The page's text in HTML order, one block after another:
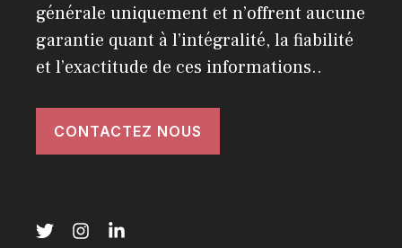
générale uniquement et n’offrent aucune
garantie quant à l’intégralité, la fiabilité
et l’exactitude de ces informations..
CONTACTEZ NOUS